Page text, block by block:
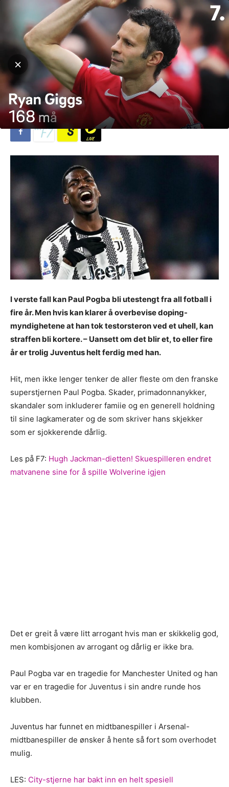
Hjem Fotball
Fotball Serie A
Venter ikke og ser om det blir
fire år!
Av Michael Breines Oredam 13. september 2023 617
I verste fall kan Paul Pogba bli utestengt fra all fotball i
fire år. Men hvis kan klarer å overbevise doping-
myndighetene at han tok testorsteron ved et uhell, kan
straffen bli kortere. – Uansett om det blir et, to eller fire
år er trolig Juventus helt ferdig med han.
Hit, men ikke lenger tenker de aller fleste om den franske
superstjernen Paul Pogba. Skader, primadonnanykker,
skandaler som inkluderer famiie og en generell holdning
til sine lagkamerater og de som skriver hans skjekker
som er sjokkerende dårlig.
Les på F7: Hugh Jackman-dietten! Skuespilleren endret
matvanene sine for å spille Wolverine igjen
Det er greit å være litt arrogant hvis man er skikkelig god,
men kombisjonen av arrogant og dårlig er ikke bra.
Paul Pogba var en tragedie for Manchester United og han
var er en tragedie for Juventus i sin andre runde hos
klubben.
Juventus har funnet en midtbanespiller i Arsenal-
midtbanespiller de ønsker å hente så fort som overhodet
mulig.
LES: City-stjerne har bakt inn en helt spesiell